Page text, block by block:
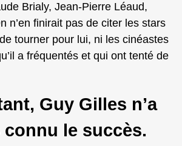
Brialy, Jean-Pierre Léaud,
n’en finirait pas de citer les stars
tourner pour lui, ni les cinéastes
a fréquentés et qui ont tenté de
Guy Gilles n’a
connu le succès.